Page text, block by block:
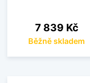
Cena
7 839 Kč
Běžně skladem